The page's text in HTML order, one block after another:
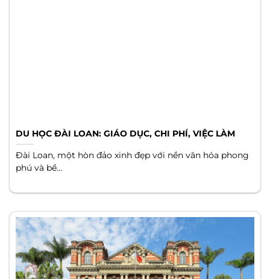
DU HỌC ĐÀI LOAN: GIÁO DỤC, CHI PHÍ, VIỆC LÀM
Đài Loan, một hòn đảo xinh đẹp với nền văn hóa phong
phú và bề...